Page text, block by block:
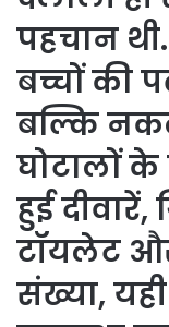
पहचान
बच्चों की
बल्कि
घोटालों
हुई
टॉयलेट
संख्या,